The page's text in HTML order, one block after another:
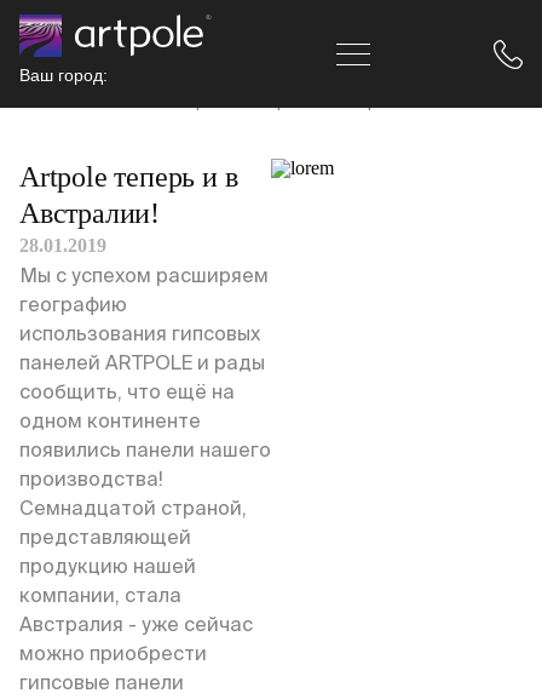
Ваш город:
Artpole теперь и в
Австралии!
28.01.2019
Мы с успехом расширяем
географию
использования гипсовых
панелей ARTPOLE и рады
сообщить, что ещё на
одном континенте
появились панели нашего
производства!
Семнадцатой страной,
представляющей
продукцию нашей
компании, стала
Австралия - уже сейчас
можно приобрести
гипсовые панели